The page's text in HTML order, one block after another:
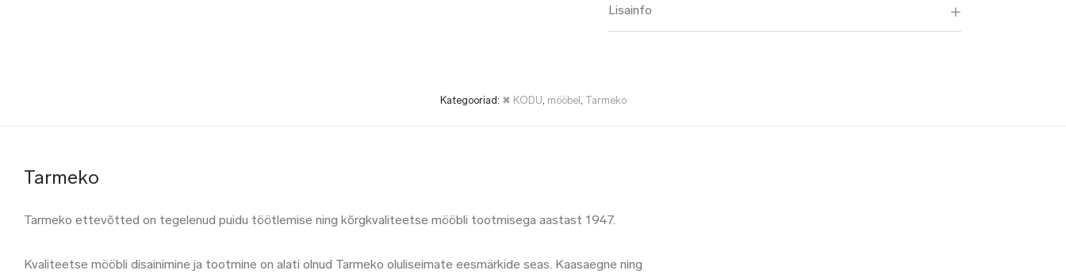
Lisainfo
Kategooriad: ✖ KODU, mööbel , Tarmeko
Tarmeko
Tarmeko ettevõtted on tegelenud puidu töötlemise ning kõrgkvaliteetse mööbli tootmisega aastast 1947.
Kvaliteetse mööbli disainimine ja tootmine on alati olnud Tarmeko oluliseimate eesmärkide seas. Kaasaegne ning